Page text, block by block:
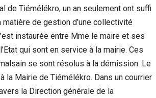
de Tiémélékro, un an seulement ont suffi
de gestion d’une collectivité
instaurée entre Mme le maire et ses
qui sont en service à la mairie. Ces
se sont résolus à la démission. Le
la Mairie de Tiémélékro. Dans un courrier
la Direction générale de la